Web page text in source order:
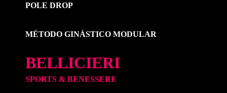
POLE DROP
MÉTODO GINÁSTICO MODULAR
BELLICIERI
SPORTS & BENESSERE